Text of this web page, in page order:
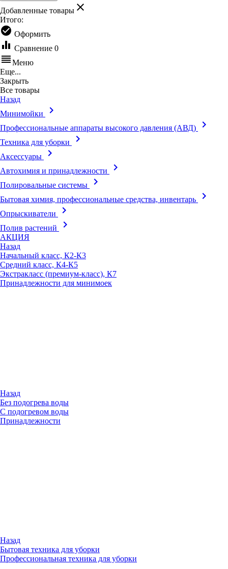
Добавленные товары clear
Итого:
check_circle Оформить
equalizer Сравнение 0
reorderМеню
Еще...
Закрыть
Все товары
Назад
Минимойки
keyboard_arrow_right
Профессиональные аппараты высокого давления (АВД) keyboard_arrow_right
Техника для уборки keyboard_arrow_right
Аксессуары keyboard_arrow_right
Автохимия и принадлежности keyboard_arrow_right
Полировальные системы keyboard_arrow_right
Бытовая химия, профессиональные средства, инвентарь keyboard_arrow_right
Опрыскиватели keyboard_arrow_right
Полив растений keyboard_arrow_right
АКЦИЯ
Назад
Начальный класс, К2-К3
Средний класс, К4-К5
Экстракласс (премиум-класс), К7
Принадлежности для минимоек
Назад
Без подогрева воды
С подогревом воды
Принадлежности
Назад
Бытовая техника для уборки
Профессиональная техника для уборки